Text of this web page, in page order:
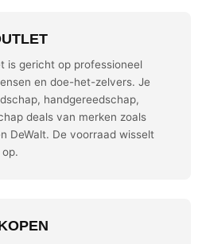
is gericht op professioneel
en doe-het-zelvers. Je
handgereedschap,
deals van merken zoals
DeWalt. De voorraad wisselt